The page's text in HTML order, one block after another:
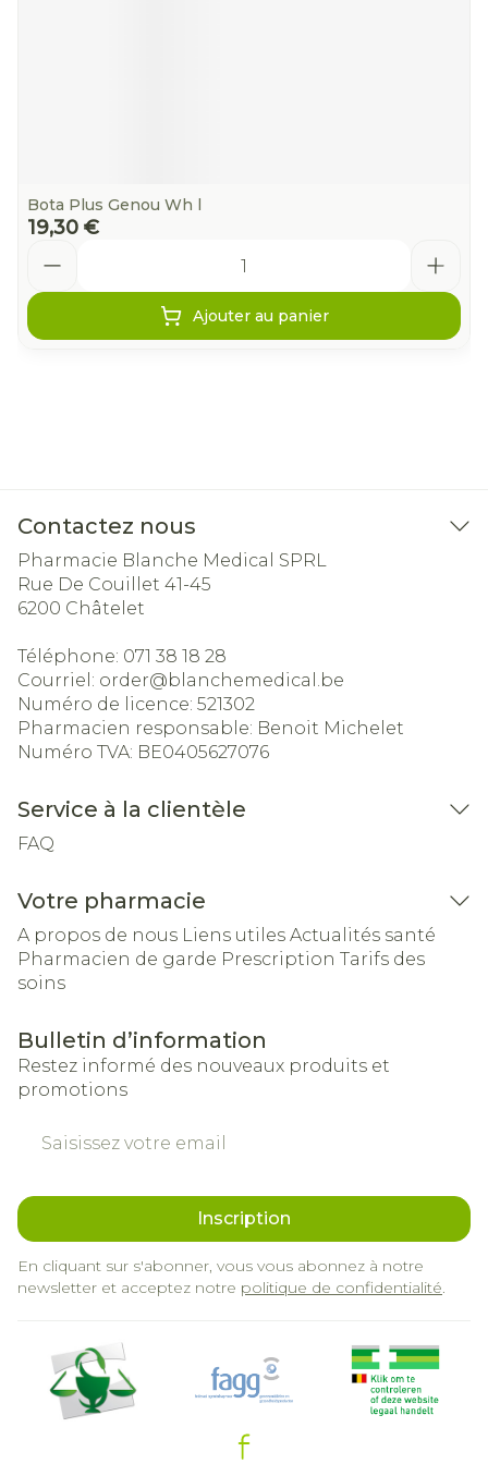
Bota Plus Genou Wh l
19,30 €
Ajouter au panier
Contactez nous
Pharmacie Blanche Medical SPRL
Rue De Couillet 41-45
6200 Châtelet
Téléphone: 071 38 18 28
Courriel: order@blanchemedical.be
Numéro de licence: 521302
Pharmacien responsable: Benoit Michelet
Numéro TVA: BE0405627076
Service à la clientèle
FAQ
Votre pharmacie
A propos de nous Liens utiles Actualités santé
Pharmacien de garde Prescription Tarifs des
soins
Bulletin d’information
Restez informé des nouveaux produits et
promotions
Inscription
En cliquant sur s'abonner, vous vous abonnez à notre
newsletter et acceptez notre politique de confidentialité.